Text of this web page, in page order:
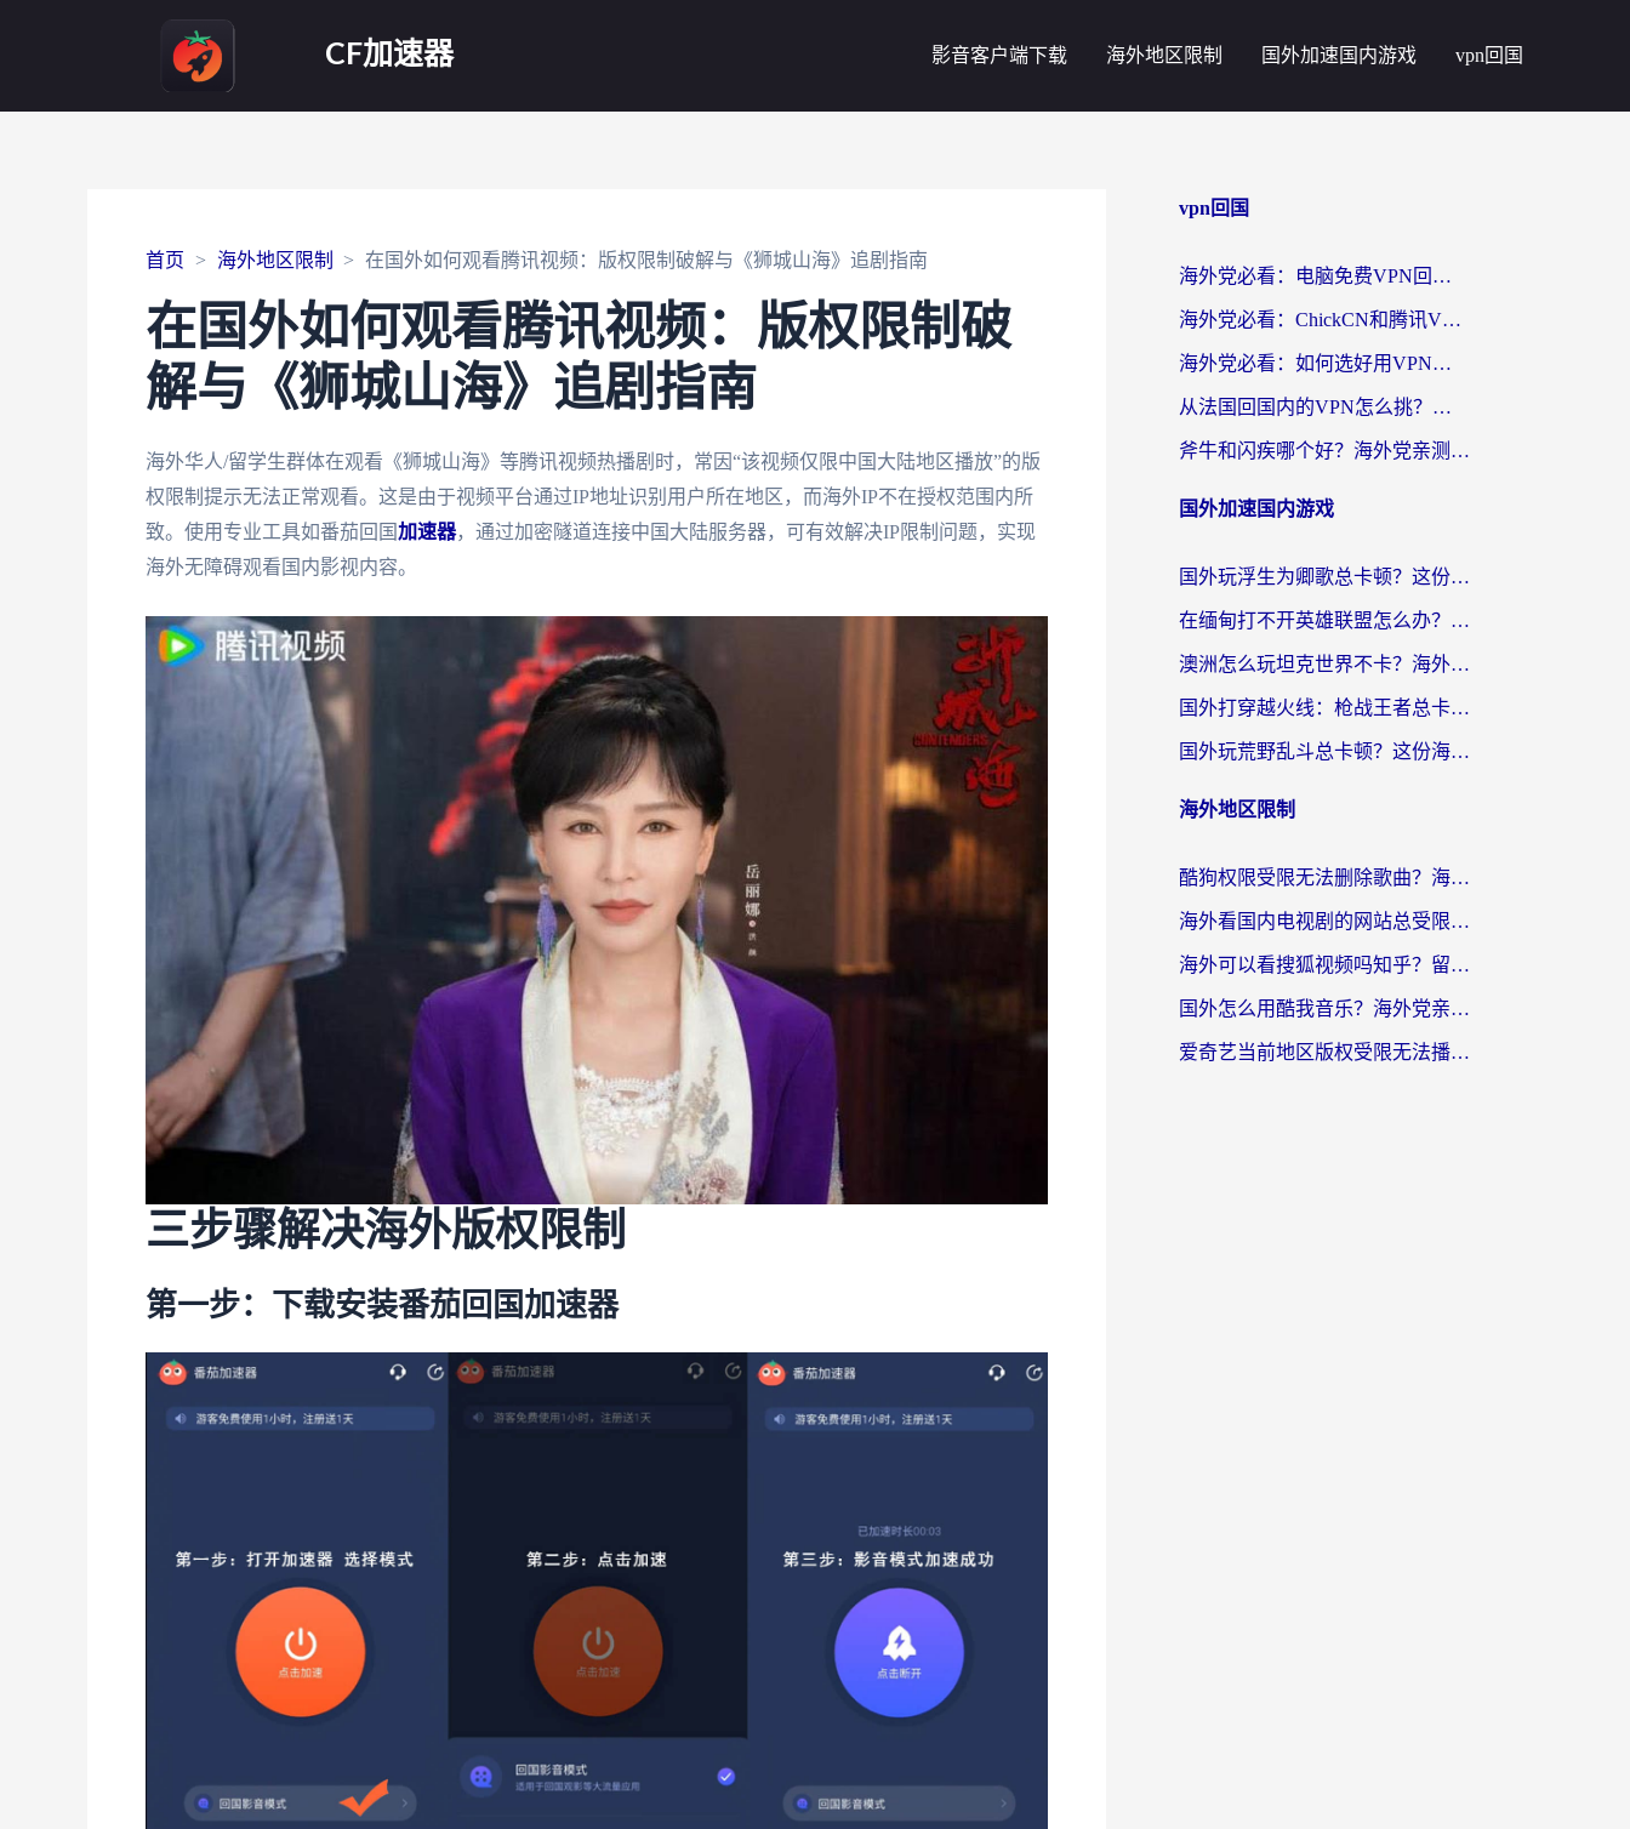
CF加速器 影音客户端下载 海外地区限制 国外加速国内游戏 vpn回国
首页 海外地区限制 在国外如何观看腾讯视频：版权限制破解与《狮城山海》追剧指南
在国外如何观看腾讯视频：版权限制破
解与《狮城山海》追剧指南
海外华人/留学生群体在观看《狮城山海》等腾讯视频热播剧时，常因“该视频仅限中国大陆地区播放”的版
权限制提示无法正常观看。这是由于视频平台通过IP地址识别用户所在地区，而海外IP不在授权范围内所
致。使用专业工具如番茄回国加速器，通过加密隧道连接中国大陆服务器，可有效解决IP限制问题，实现
海外无障碍观看国内影视内容。
三步骤解决海外版权限制
第一步：下载安装番茄回国加速器
vpn回国
海外党必看：电脑免费VPN回国真的靠谱吗？附实测对比与最优方案指南
海外党必看：ChickCN和腾讯VPN好用吗？3招选对回国加速器，告别地区限制
海外党必看：如何选好用VPN实现国内资源无缝访问？从越南到全球都适用
从法国回国内的VPN怎么挑？海外党亲测：稳定、多端、安全才是关键
斧牛和闪疾哪个好？海外党亲测3款回国加速器，教你选到不踩坑的那一款
国外加速国内游戏
国外玩浮生为卿歌总卡顿？这份加速器选择指南帮你找回丝滑体验
在缅甸打不开英雄联盟怎么办？海外党亲测有效的国服游戏加速指南
澳洲怎么玩坦克世界不卡？海外党国服游戏加速终极指南（附逆战奇妙碰碰车解决方案）
国外打穿越火线：枪战王者总卡顿？这篇加速器推荐下载指南帮你解决延迟难题
国外玩荒野乱斗总卡顿？这份海外党专属的国服游戏加速攻略请收好
海外地区限制
酷狗权限受限无法删除歌曲？海外党听国内音乐的终极解决方案来了
海外看国内电视剧的网站总受限？教你选对回国加速器，轻松追热剧
海外可以看搜狐视频吗知乎？留学生亲测有效的回国加速器选择指南
国外怎么用酷我音乐？海外党亲测有效的回国加速方案，附千千音乐中文歌收听指南
爱奇艺当前地区版权受限无法播放？海外党追剧看电影的终极解决方案来了